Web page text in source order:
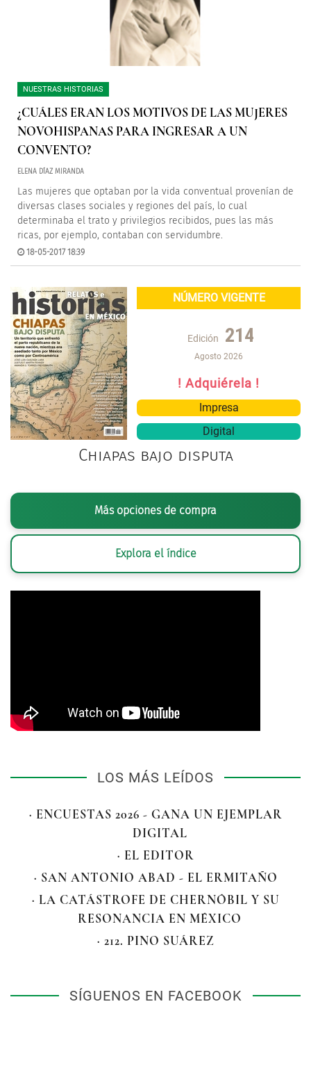
NUESTRAS HISTORIAS
¿CUÁLES ERAN LOS MOTIVOS DE LAS MUJERES
NOVOHISPANAS PARA INGRESAR A UN
CONVENTO?
ELENA DÍAZ MIRANDA
Las mujeres que optaban por la vida conventual provenían de
diversas clases sociales y regiones del país, lo cual
determinaba el trato y privilegios recibidos, pues las más
ricas, por ejemplo, contaban con servidumbre.
18-05-2017 18:39
NÚMERO VIGENTE
Edición 214
Agosto 2026
! Adquiérela !
Impresa
Digital
Chiapas bajo disputa
Más opciones de compra
Explora el índice
LOS MÁS LEÍDOS
· ENCUESTAS 2026 - GANA UN EJEMPLAR
DIGITAL
· EL EDITOR
· SAN ANTONIO ABAD - EL ERMITAÑO
· LA CATÁSTROFE DE CHERNÓBIL Y SU
RESONANCIA EN MÉXICO
· 212. PINO SUÁREZ
SÍGUENOS EN FACEBOOK